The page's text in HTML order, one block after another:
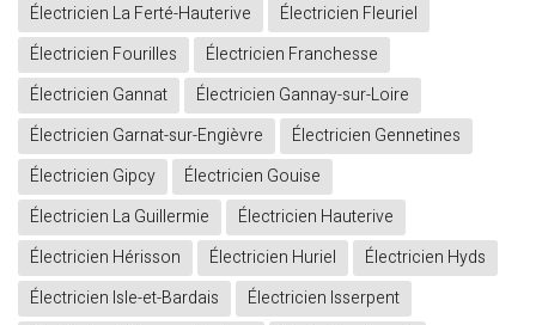
Électricien La Ferté-Hauterive
Électricien Fleuriel
Électricien Fourilles
Électricien Franchesse
Électricien Gannat
Électricien Gannay-sur-Loire
Électricien Garnat-sur-Engièvre
Électricien Gennetines
Électricien Gipcy
Électricien Gouise
Électricien La Guillermie
Électricien Hauterive
Électricien Hérisson
Électricien Huriel
Électricien Hyds
Électricien Isle-et-Bardais
Électricien Isserpent